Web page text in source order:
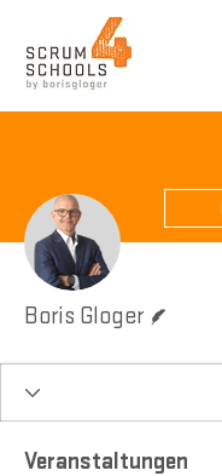
Boris Gloger
Veranstaltungen